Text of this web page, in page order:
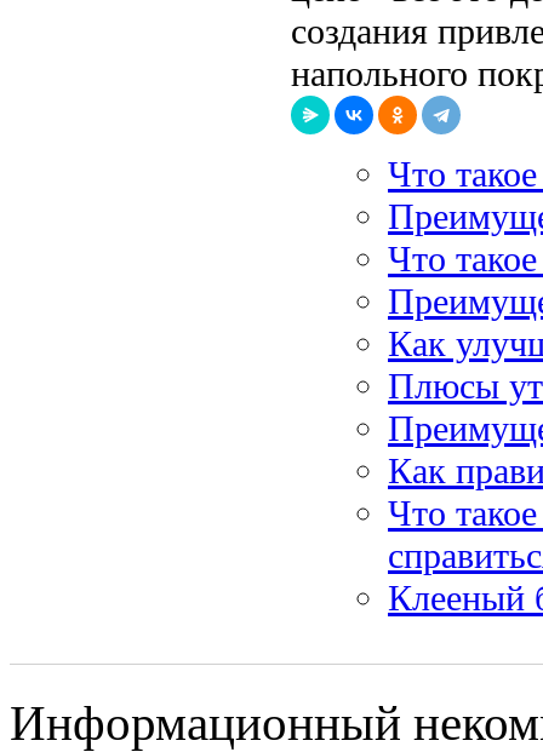
создания
напольного
Что
Что
Как
Плюсы
Как
Что
Клееный
Информационный